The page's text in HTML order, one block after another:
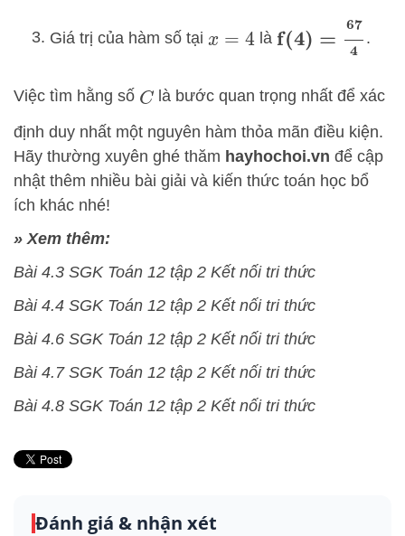
Giá trị của hàm số tại x=4 là f(4)= 4 .
Việc tìm hằng số C là bước quan trọng nhất để xác
định duy nhất một nguyên hàm thỏa mãn điều kiện.
Hãy thường xuyên ghé thăm hayhochoi.vn để cập
nhật thêm nhiều bài giải và kiến thức toán học bổ
ích khác nhé!
» Xem thêm:
Bài 4.3 SGK Toán 12 tập 2 Kết nối tri thức
Bài 4.4 SGK Toán 12 tập 2 Kết nối tri thức
Bài 4.6 SGK Toán 12 tập 2 Kết nối tri thức
Bài 4.7 SGK Toán 12 tập 2 Kết nối tri thức
Bài 4.8 SGK Toán 12 tập 2 Kết nối tri thức
Đánh giá & nhận xét